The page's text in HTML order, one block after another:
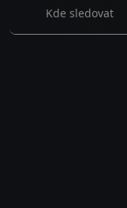
Kde sledovat